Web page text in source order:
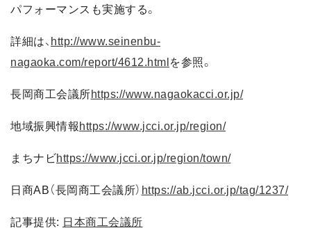
パフォーマンスも実施する。
詳細は、 http://www.seinenbu-
nagaoka.com/report/4612.html を参照。
長岡商工会議所https://www.nagaokacci.or.jp/
地域振興情報 https://www.jcci.or.jp/region/
まちナビhttps://www.jcci.or.jp/region/town/
日商AB（長岡商工会議所） https://ab.jcci.or.jp/tag/1237/
記事提供: 日本商工会議所